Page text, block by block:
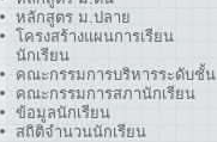
หลักสูตร ม.ปลาย
โครงสร้างแผนการเรียน
นักเรียน
คณะกรรมการบริหารระดับชั้น
คณะกรรมการสภานักเรียน
ข้อมูลนักเรียน
สถิติจำนวนนักเรียน